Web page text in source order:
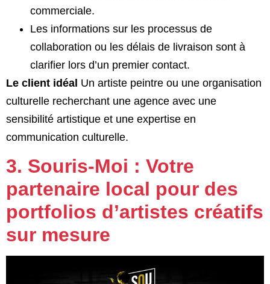
commerciale.
Les informations sur les processus de
collaboration ou les délais de livraison sont à
clarifier lors d’un premier contact.
Le client idéal Un artiste peintre ou une organisation
culturelle recherchant une agence avec une
sensibilité artistique et une expertise en
communication culturelle.
3. Souris-Moi : Votre
partenaire local pour des
portfolios d’artistes créatifs
sur mesure